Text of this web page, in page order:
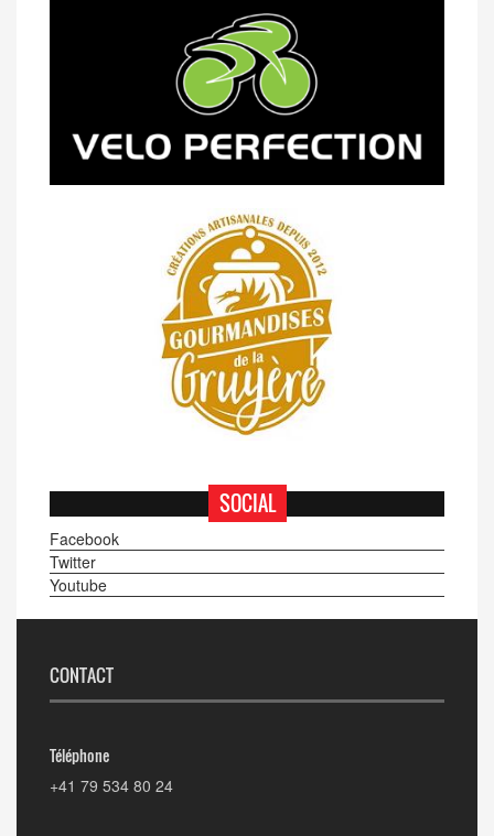
Classement Route -
Semsales (TdC #2)
SOCIAL
Facebook
Twitter
Youtube
CONTACT
Téléphone
+41 79 534 80 24